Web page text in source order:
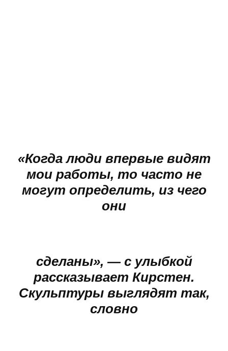
«Когда люди впервые видят
мои работы, то часто не
могут определить, из чего
они
сделаны», — с улыбкой
рассказывает Кирстен.
Скульптуры выглядят так,
словно